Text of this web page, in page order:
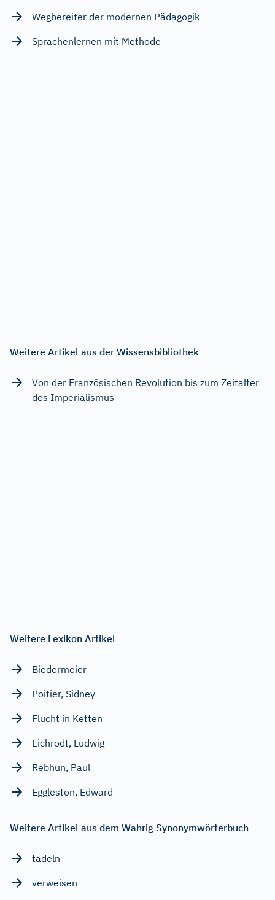
Wegbereiter der modernen Pädagogik
Sprachenlernen mit Methode
Weitere Artikel aus der Wissensbibliothek
Von der Französischen Revolution bis zum Zeitalter
des Imperialismus
Weitere Lexikon Artikel
Biedermeier
Poitier, Sidney
Flucht in Ketten
Eichrodt, Ludwig
Rebhun, Paul
Eggleston, Edward
Weitere Artikel aus dem Wahrig Synonymwörterbuch
tadeln
verweisen